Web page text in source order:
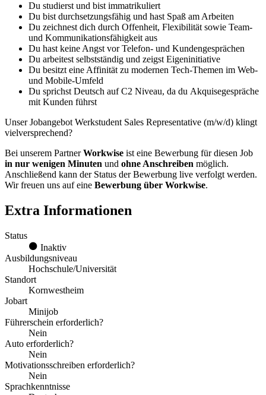
Du studierst und bist immatrikuliert
Du bist durchsetzungsfähig und hast Spaß am Arbeiten
Du zeichnest dich durch Offenheit, Flexibilität sowie Team-
und Kommunikationsfähigkeit aus
Du hast keine Angst vor Telefon- und Kundengesprächen
Du arbeitest selbstständig und zeigst Eigeninitiative
Du besitzt eine Affinität zu modernen Tech-Themen im Web-
und Mobile-Umfeld
Du sprichst Deutsch auf C2 Niveau, da du Akquisegespräche
mit Kunden führst
Unser Jobangebot Werkstudent Sales Representative (m/w/d) klingt
vielversprechend?
Bei unserem PartnerWorkwise ist eine Bewerbung für diesen Job
in nur wenigen Minuten und ohne Anschreiben möglich.
Anschließend kann der Status der Bewerbung live verfolgt werden.
Wir freuen uns auf eine Bewerbung über Workwise.
Extra Informationen
Status
Inaktiv
Ausbildungsniveau
Hochschule/Universität
Standort
Kornwestheim
Jobart
Minijob
Führerschein erforderlich?
Nein
Auto erforderlich?
Nein
Motivationsschreiben erforderlich?
Nein
Sprachkenntnisse